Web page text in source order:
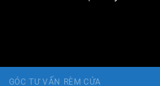
GÓC TƯ VẤN RÈM CỬA